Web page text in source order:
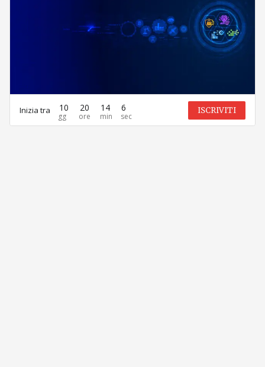
Inizia tra 10 20 14 6 ISCRIVITI